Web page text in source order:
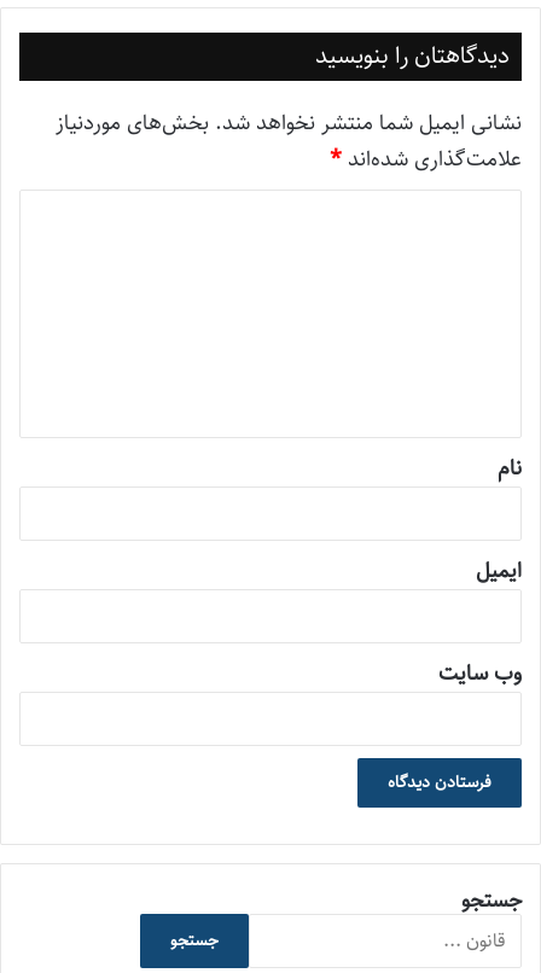
دیدگاهتان را بنویسید
نشانی ایمیل شما منتشر نخواهد شد. بخش‌های موردنیاز
علامت‌گذاری شده‌اند *
نام
ایمیل
وب‌ سایت
جستجو
جستجو